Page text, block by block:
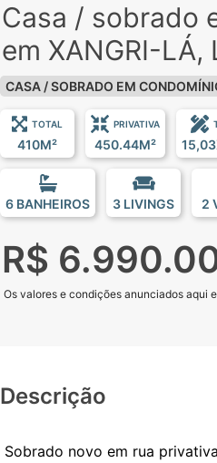
Casa / sobrado
em XANGRI-
CASA / SOBRADO EM
TOTAL
410M²
PRIVATIVA
450.44M²
6 BANHEIROS 3 LIVINGS 2
R$
Os valores e condições anunciados aqui
Descrição
Sobrado novo em rua